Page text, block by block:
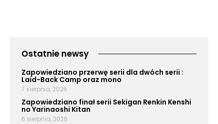
Ostatnie newsy
Zapowiedziano przerwę serii dla dwóch serii :
Laid-Back Camp oraz mono
7 sierpnia, 2026
Zapowiedziano finał serii Sekigan Renkin Kenshi
no Yarinaoshi Kitan
6 sierpnia, 2026